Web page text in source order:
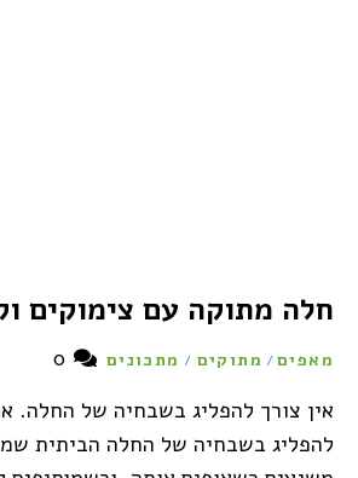
חלה מתוקה עם צימוקים
מאפים / מתוקים / מתכונים
אין צורך להפליג בשבחיה של החלה.
להפליג בשבחיה של החלה הביתית